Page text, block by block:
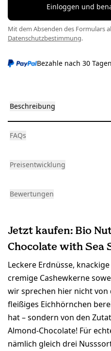
Einloggen und
Mit dem Absenden des Formulars
Datenschutzbestimmung.
Bezahle nach 30
Beschreibung
FAQs
Preisentwicklung
Bewertungen
Jetzt kaufen: Bio
Chocolate with Sea
Leckere Erdnüsse,
cremige Cashewkerne
wir sprechen hier nicht von
fleißiges Eichhörnchen
hat – sondern von den
Almond-Chocolate! Für
nämlich gleich drei